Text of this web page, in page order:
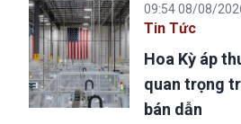
09:54 08/08/
Tin Tức
Hoa Kỳ áp
quan trọng
bán dẫn